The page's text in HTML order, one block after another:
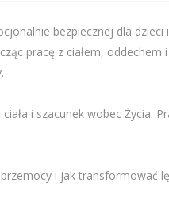
bezpiecznej dla dzieci
pracę z ciałem, oddechem
i szacunek wobec Życia.
i jak transformować